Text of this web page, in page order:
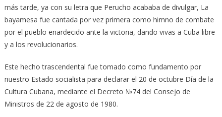
más tarde, ya con su letra que Perucho acababa de divulgar, La
bayamesa fue cantada por vez primera como himno de combate
por el pueblo enardecido ante la victoria, dando vivas a Cuba libre
y a los revolucionarios.
Este hecho trascendental fue tomado como fundamento por
nuestro Estado socialista para declarar el 20 de octubre Día de la
Cultura Cubana, mediante el Decreto №74 del Consejo de
Ministros de 22 de agosto de 1980.